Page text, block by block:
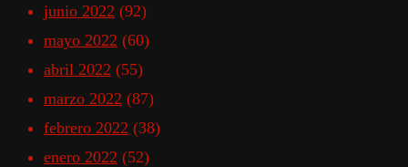
junio 2022 (92)
mayo 2022 (60)
abril 2022 (55)
marzo 2022 (87)
febrero 2022 (38)
enero 2022 (52)